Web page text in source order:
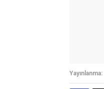
Yayınlanma: